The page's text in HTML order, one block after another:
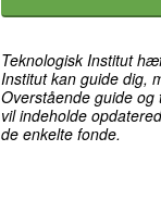
Teknologisk Institut
Institut kan guide dig,
Overstående guide
vil indeholde
de enkelte fonde.